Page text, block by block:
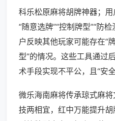
科乐松原麻将胡牌神器；
“随意选牌”“控制牌型”“防
户反映其他玩家可能存在“
型”的情况。这些工具通过
术手段实现不平公，且“安全
微乐海南麻将传承琼式麻
技两相宜，红中万能提升